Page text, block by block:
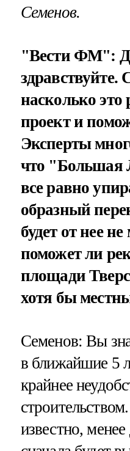
Семенов.
"Вести ФМ":
здравствуйте.
насколько это
проект и
Эксперты
что "Большая
все равно
образный
будет от нее
поможет ли
площади
хотя бы
Семенов: Вы
в ближайшие 5
крайнее
известно,